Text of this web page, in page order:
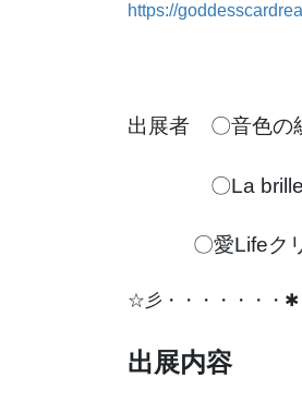
https://
出展者 〇音色の
〇La briller*
〇愛Lifeクリ
☆彡・・・・・・・
出展内容